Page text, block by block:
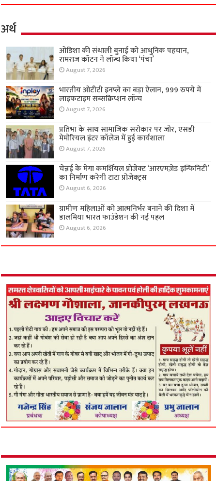
अर्थ
ओडिशा की संथाली बुनाई को आधुनिक पहचान,
रामराज कॉटन ने लॉन्च किया ‘पंचा’
August 7, 2026
भारतीय ओटीटी इनप्ले का बड़ा ऐलान, 999 रुपये में
लाइफटाइम सब्सक्रिप्शन लॉन्च
August 7, 2026
प्रतिभा के साथ सामाजिक सरोकार पर जोर, एसडी
मेमोरियल इंटर कॉलेज में हुई कार्यशाला
August 7, 2026
चेन्नई के मेगा कमर्शियल प्रोजेक्ट ‘आरएमज़ेड इन्फिनिटी’
का निर्माण करेगी टाटा प्रोजेक्ट्स
August 6, 2026
ग्रामीण महिलाओं को आत्मनिर्भर बनाने की दिशा में
डालमिया भारत फाउंडेशन की नई पहल
August 6, 2026